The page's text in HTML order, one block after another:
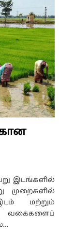
இடங்களில்
முறைகளில்
மற்றும்
வகைகளைப்